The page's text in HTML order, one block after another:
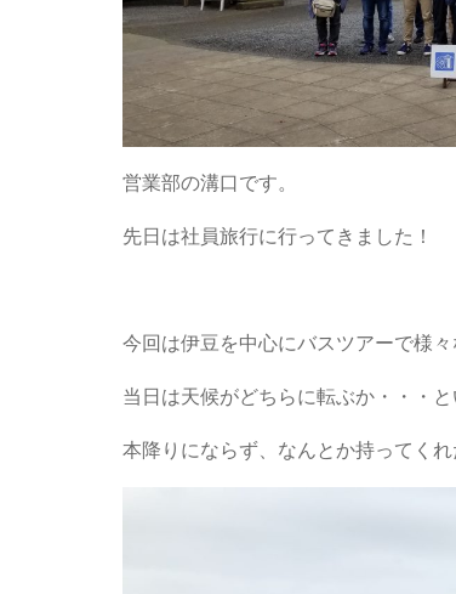
営業部の溝口です。
先日は社員旅行に行ってきました！
今回は伊豆を中心にバスツアーで様々
当日は天候がどちらに転ぶか・・・と
本降りにならず、なんとか持ってくれ